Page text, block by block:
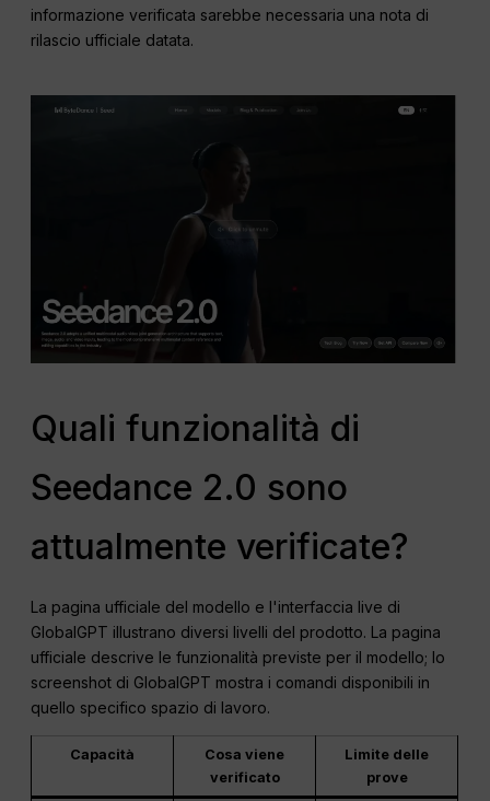
informazione verificata sarebbe necessaria una nota di
rilascio ufficiale datata.
Quali funzionalità di
Seedance 2.0 sono
attualmente verificate?
La pagina ufficiale del modello e l'interfaccia live di
GlobalGPT illustrano diversi livelli del prodotto. La pagina
ufficiale descrive le funzionalità previste per il modello; lo
screenshot di GlobalGPT mostra i comandi disponibili in
quello specifico spazio di lavoro.
Capacità
Cosa viene
verificato
Limite delle
prove